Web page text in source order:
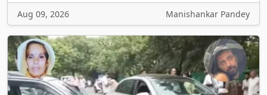
Aug 09, 2026 Manishankar Pandey